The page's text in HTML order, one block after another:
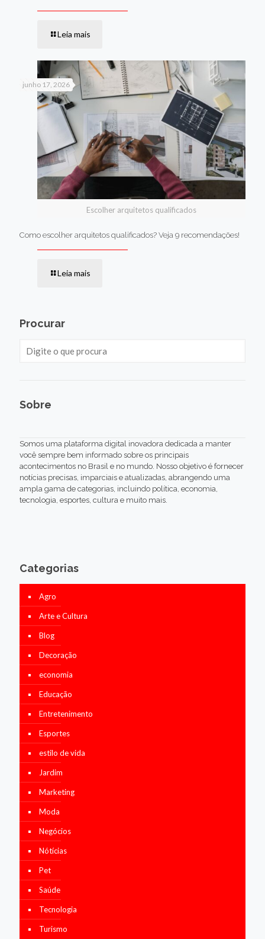
Leia mais
Escolher arquitetos qualificados
junho 17, 2026
Como escolher arquitetos qualificados? Veja 9 recomendações!
Leia mais
Procurar
Sobre
Somos uma plataforma digital inovadora dedicada a manter
você sempre bem informado sobre os principais
acontecimentos no Brasil e no mundo. Nosso objetivo é fornecer
notícias precisas, imparciais e atualizadas, abrangendo uma
ampla gama de categorias, incluindo política, economia,
tecnologia, esportes, cultura e muito mais.
Categorias
Agro
Arte e Cultura
Blog
Decoração
economia
Educação
Entretenimento
Esportes
estilo de vida
Jardim
Marketing
Moda
Negócios
Nótícias
Pet
Saúde
Tecnologia
Turismo